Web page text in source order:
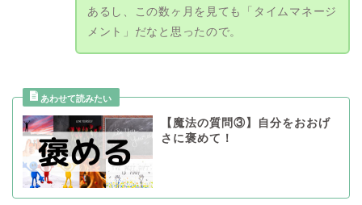
あるし、この数ヶ月を見ても「タイムマネージ
メント」だなと思ったので。
【魔法の質問③】自分をおおげ
さに褒めて！